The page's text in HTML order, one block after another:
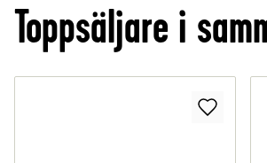
Toppsäljare i